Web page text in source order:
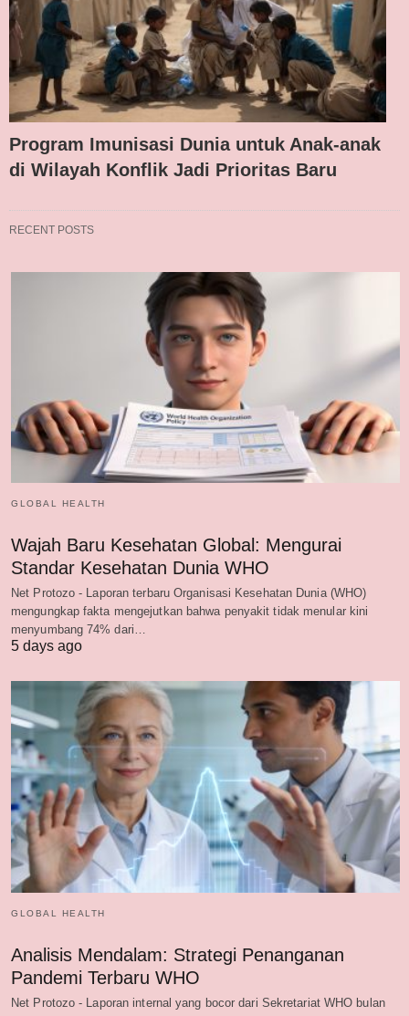
Program Imunisasi Dunia untuk Anak-anak
di Wilayah Konflik Jadi Prioritas Baru
RECENT POSTS
GLOBAL HEALTH
Wajah Baru Kesehatan Global: Mengurai
Standar Kesehatan Dunia WHO
Net Protozo - Laporan terbaru Organisasi Kesehatan Dunia (WHO)
mengungkap fakta mengejutkan bahwa penyakit tidak menular kini
menyumbang 74% dari…
5 days ago
GLOBAL HEALTH
Analisis Mendalam: Strategi Penanganan
Pandemi Terbaru WHO
Net Protozo - Laporan internal yang bocor dari Sekretariat WHO bulan